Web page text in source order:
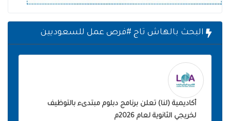
البحث بالهاش تاج #فرص عمل للسعوديين
أكاديمية (لنا) تعلن برنامج دبلوم مبتدىء بالتوظيف
لخريجي الثانوية لعام 2026م